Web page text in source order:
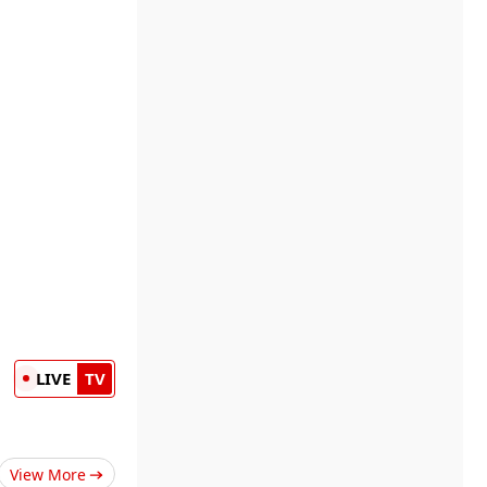
LIVE TV
View More